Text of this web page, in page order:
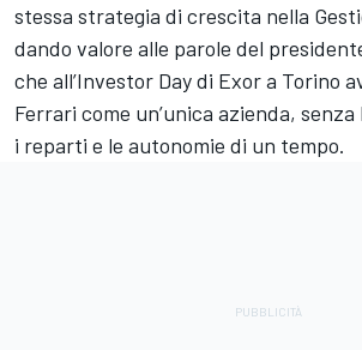
stessa strategia di crescita nella
dando valore alle parole del
che all’Investor Day di Exor a Torino
Ferrari come un’unica azienda,
i reparti e le autonomie di un tempo.